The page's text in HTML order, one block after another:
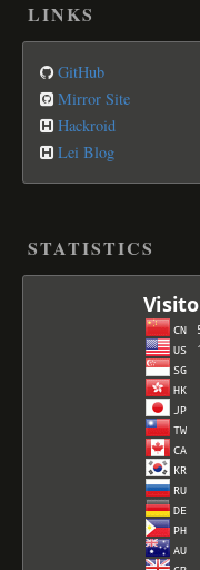
LINKS
GitHub
Mirror Site
Hackroid
Lei Blog
STATISTICS